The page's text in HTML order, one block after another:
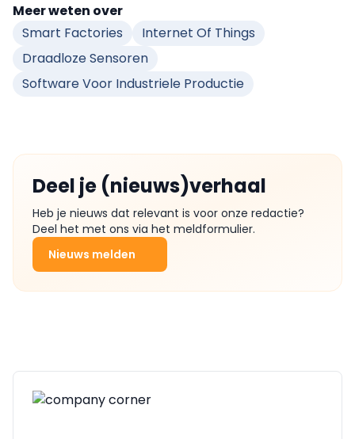
Meer weten over
Smart Factories
Internet Of Things
Draadloze Sensoren
Software Voor Industriele Productie
Deel je (nieuws)verhaal
Heb je nieuws dat relevant is voor onze redactie?
Deel het met ons via het meldformulier.
Nieuws melden